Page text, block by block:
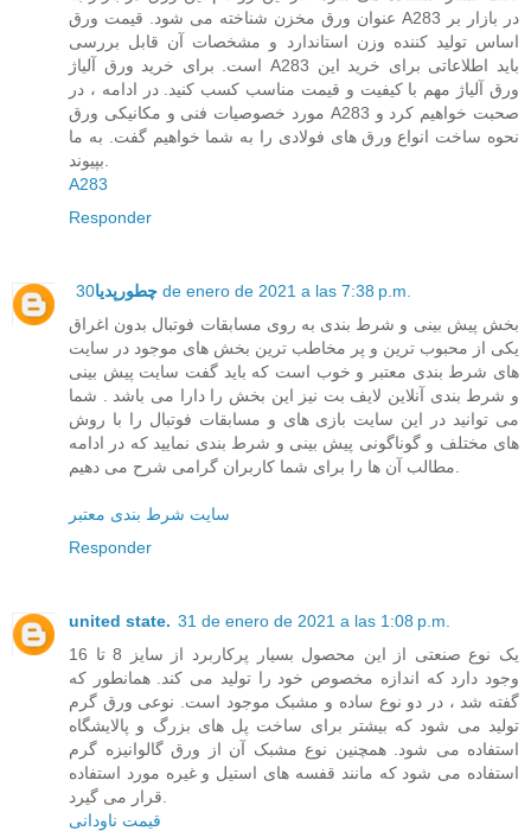
عنوان ورق مخزن شناخته می شود. قیمت ورق A283 در بازار بر
اساس تولید کننده وزن استاندارد و مشخصات آن قابل بررسی
است. برای خرید ورق آلیاژ A283 باید اطلاعاتی برای خرید این
ورق آلیاژ مهم با کیفیت و قیمت مناسب کسب کنید. در ادامه ، در
مورد خصوصیات فنی و مکانیکی ورق A283 صحبت خواهیم کرد و
نحوه ساخت انواع ورق های فولادی را به شما خواهیم گفت. به ما
A283
Responder
چطورپدیا 30 de enero de 2021 a las 7:38 p.m.
بخش پیش بینی و شرط بندی به روی مسابقات فوتبال بدون اغراق
یکی از محبوب ترین و پر مخاطب ترین بخش های موجود در سایت
های شرط بندی معتبر و خوب است که باید گفت سایت پیش بینی
و شرط بندی آنلاین لایف بت نیز این بخش را دارا می باشد . شما
می توانید در این سایت بازی های و مسابقات فوتبال را با روش
های مختلف و گوناگونی پیش بینی و شرط بندی نمایید که در ادامه
سایت شرط بندی معتبر
Responder
united state. 31 de enero de 2021 a las 1:08 p.m.
یک نوع صنعتی از این محصول بسیار پرکاربرد از سایز 8 تا 16
وجود دارد که اندازه مخصوص خود را تولید می کند. همانطور که
گفته شد ، در دو نوع ساده و مشبک موجود است. نوعی ورق گرم
تولید می شود که بیشتر برای ساخت پل های بزرگ و پالایشگاه
استفاده می شود. همچنین نوع مشبک آن از ورق گالوانیزه گرم
استفاده می شود که مانند قفسه های استیل و غیره مورد استفاده
قیمت ناودانی